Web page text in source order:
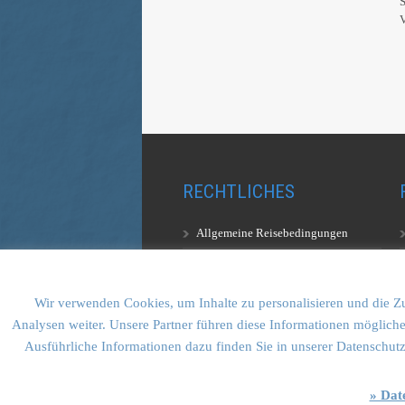
RECHTLICHES
Allgemeine Reisebedingungen
Datenschutzerklärung
Wir verwenden Cookies, um Inhalte zu personalisieren und die
Analysen weiter. Unsere Partner führen diese Informationen
Ausführliche Informationen dazu finden Sie in unserer
»